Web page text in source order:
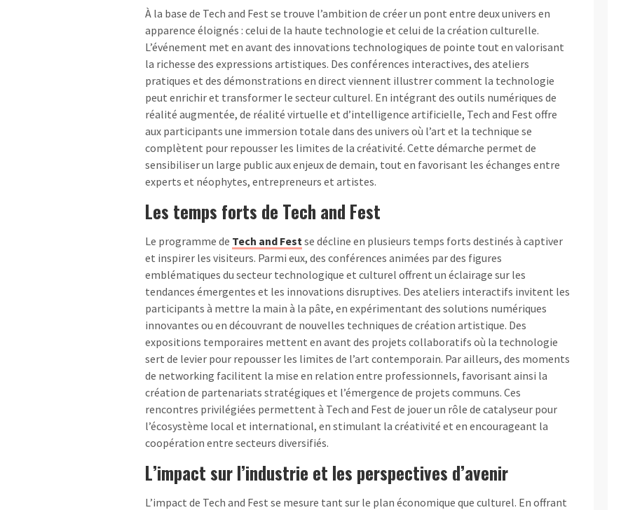
À la base de Tech and Fest se trouve l’ambition de créer un pont entre deux univers en
apparence éloignés : celui de la haute technologie et celui de la création culturelle.
L’événement met en avant des innovations technologiques de pointe tout en valorisant
la richesse des expressions artistiques. Des conférences interactives, des ateliers
pratiques et des démonstrations en direct viennent illustrer comment la technologie
peut enrichir et transformer le secteur culturel. En intégrant des outils numériques de
réalité augmentée, de réalité virtuelle et d’intelligence artificielle, Tech and Fest offre
aux participants une immersion totale dans des univers où l’art et la technique se
complètent pour repousser les limites de la créativité. Cette démarche permet de
sensibiliser un large public aux enjeux de demain, tout en favorisant les échanges entre
experts et néophytes, entrepreneurs et artistes.
Les temps forts de Tech and Fest
Le programme de Tech and Fest se décline en plusieurs temps forts destinés à captiver
et inspirer les visiteurs. Parmi eux, des conférences animées par des figures
emblématiques du secteur technologique et culturel offrent un éclairage sur les
tendances émergentes et les innovations disruptives. Des ateliers interactifs invitent les
participants à mettre la main à la pâte, en expérimentant des solutions numériques
innovantes ou en découvrant de nouvelles techniques de création artistique. Des
expositions temporaires mettent en avant des projets collaboratifs où la technologie
sert de levier pour repousser les limites de l’art contemporain. Par ailleurs, des moments
de networking facilitent la mise en relation entre professionnels, favorisant ainsi la
création de partenariats stratégiques et l’émergence de projets communs. Ces
rencontres privilégiées permettent à Tech and Fest de jouer un rôle de catalyseur pour
l’écosystème local et international, en stimulant la créativité et en encourageant la
coopération entre secteurs diversifiés.
L’impact sur l’industrie et les perspectives d’avenir
L’impact de Tech and Fest se mesure tant sur le plan économique que culturel. En offrant